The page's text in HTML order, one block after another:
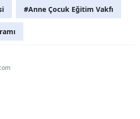
#Anne Çocuk Eğitim Vakfı